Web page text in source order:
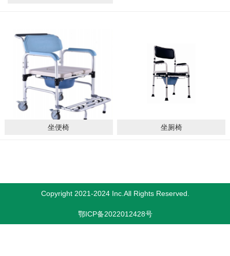
坐便椅 坐厕椅
Copyright 2021-2024 Inc.All Rights Reserved.
鄂ICP备2022012428号